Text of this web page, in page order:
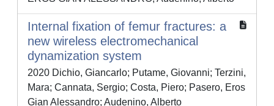
Internal fixation of femur fractures: a
new wireless electromechanical
dynamization system
2020 Dichio, Giancarlo; Putame, Giovanni; Terzini,
Mara; Cannata, Sergio; Costa, Piero; Pasero, Eros
Gian Alessandro; Audenino, Alberto